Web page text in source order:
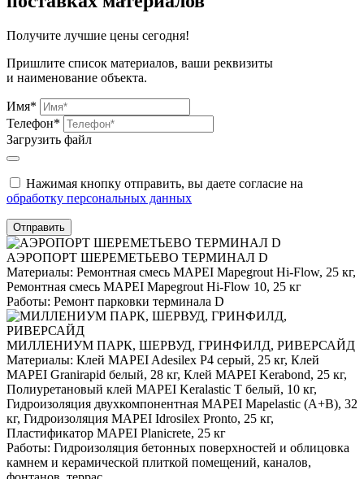
Получите лучшие цены сегодня!
Пришлите список материалов, ваши реквизиты
и наименование объекта.
Имя*
Телефон*
Загрузить файл
Нажимая кнопку отправить, вы даете согласие на
обработку персональных данных
Отправить
АЭРОПОРТ ШЕРЕМЕТЬЕВО ТЕРМИНАЛ D
Материалы: Ремонтная смесь MAPEI Mapegrout Hi-Flow, 25 кг,
Ремонтная смесь MAPEI Mapegrout Hi-Flow 10, 25 кг
Работы: Ремонт парковки терминала D
МИЛЛЕНИУМ ПАРК, ШЕРВУД, ГРИНФИЛД, РИВЕРСАЙД
Материалы: Клей MAPEI Adesilex P4 серый, 25 кг, Клей
MAPEI Granirapid белый, 28 кг, Клей MAPEI Kerabond, 25 кг,
Полиуретановый клей MAPEI Keralastic T белый, 10 кг,
Гидроизоляция двухкомпонентная MAPEI Mapelastic (А+B), 32
кг, Гидроизоляция MAPEI Idrosilex Pronto, 25 кг,
Пластификатор MAPEI Planicrete, 25 кг
Работы: Гидроизоляция бетонных поверхностей и облицовка
камнем и керамической плиткой помещений, каналов,